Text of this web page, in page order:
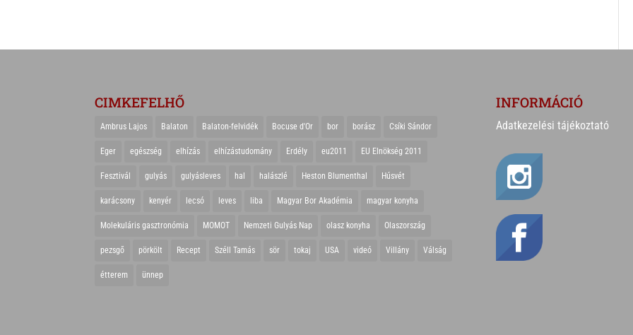
CIMKEFELHŐ
Ambrus Lajos Balaton Balaton-felvidék Bocuse d'Or bor borász Csíki Sándor
Eger egészség elhízás elhízástudomány Erdély eu2011 EU Elnökség 2011
Fesztivál gulyás gulyásleves hal halászlé Heston Blumenthal Húsvét
karácsony kenyér lecsó leves liba Magyar Bor Akadémia magyar konyha
Molekuláris gasztronómia MOMOT Nemzeti Gulyás Nap olasz konyha Olaszország
pezsgő pörkölt Recept Széll Tamás sör tokaj USA videó Villány Válság
étterem ünnep
INFORMÁCIÓ
Adatkezelési tájékoztató